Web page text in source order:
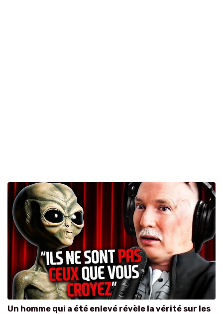
Un homme qui a été enlevé révèle la vérité sur les